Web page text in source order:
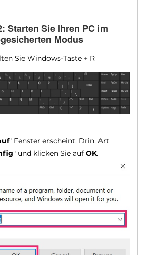
Starten Sie Ihren PC im
Modus
Sie Windows-Taste + R
" Fenster erscheint. Drin, Art
" und klicken Sie auf OK.